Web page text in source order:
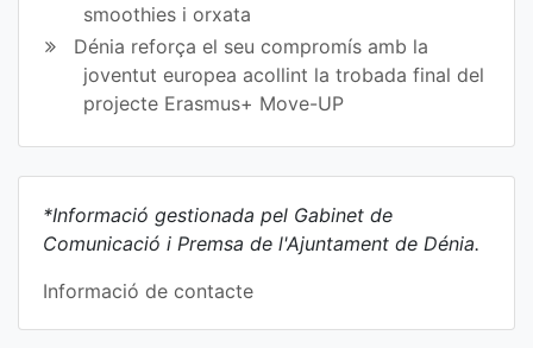
smoothies i orxata
Dénia reforça el seu compromís amb la
joventut europea acollint la trobada final del
projecte Erasmus+ Move-UP
*Informació gestionada pel Gabinet de
Comunicació i Premsa de l'Ajuntament de Dénia.
Informació de contacte